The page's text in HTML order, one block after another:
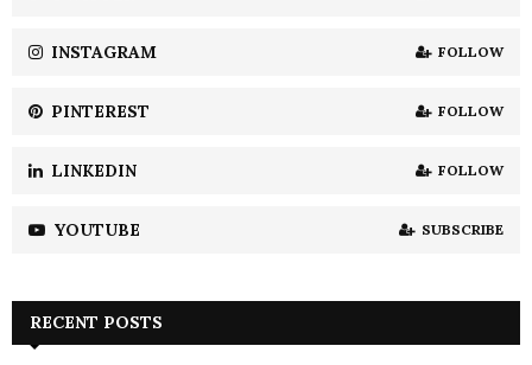
H
INSTAGRAM FOLLOW
PINTEREST FOLLOW
LINKEDIN FOLLOW
YOUTUBE SUBSCRIBE
RECENT POSTS